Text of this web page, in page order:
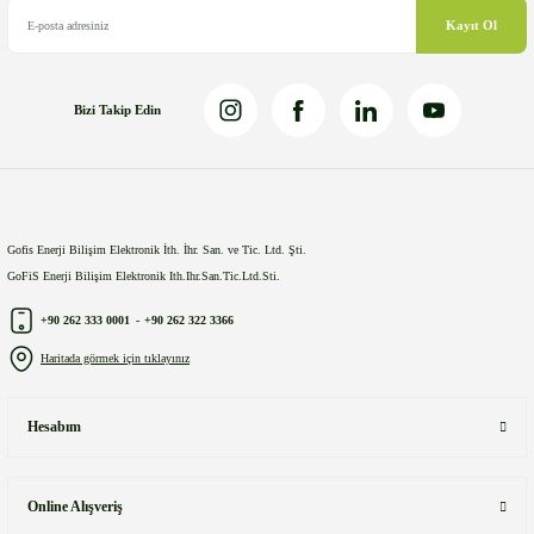
Kayıt Ol
Bizi Takip Edin
Gofis Enerji Bilişim Elektronik İth. İhr. San. ve Tic. Ltd. Şti.
GoFiS Enerji Bilişim Elektronik Ith.Ihr.San.Tic.Ltd.Sti.
+90 262 333 0001 - +90 262 322 3366
Haritada görmek için tıklayınız
Hesabım
Online Alışveriş